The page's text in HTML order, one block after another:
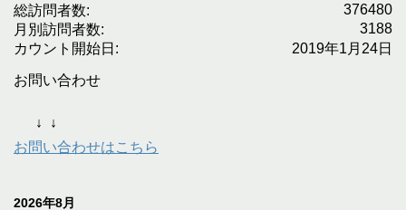
376480
総訪問者数:
3188
月別訪問者数:
2019年1月24日
カウント開始日:
お問い合わせ
↓
↓
お問い合わせはこちら
2026年8月